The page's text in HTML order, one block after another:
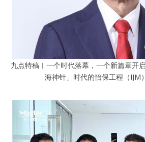
九点特稿︱一个时代落幕，一个新篇章开
海神针」时代的怡保工程（IJM